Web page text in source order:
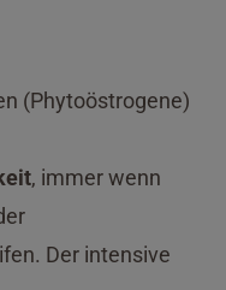
(Phytoöstrogene)
, immer wenn
Der intensive